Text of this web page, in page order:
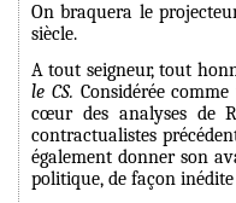
On braquera le
siècle.
A tout seigneur, tout
le CS. Considérée
cœur des analyses de
contractualistes
également donner son
politique, de façon